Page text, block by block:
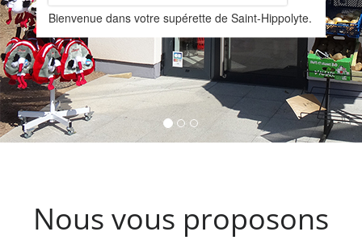
Assortiment de
vins
Nous vous proposons un assortiments de
provenant de la cave Les Faîtières à
Kintzheim-St-Hippolyte.
Nous vous proposons